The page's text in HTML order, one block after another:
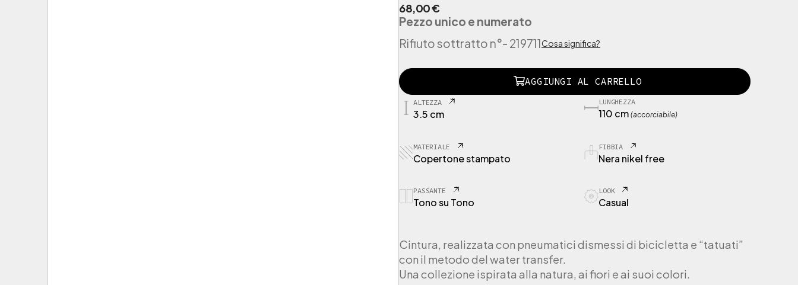
68,00€
Pezzo unico e numerato
Rifiuto sottratto n°- 219711Cosa significa?
2
1
C
o
r
t
e
F
l
o
AGGIUNGI AL CARRELLO
ALTEZZA
3.5 cm
LUNGHEZZA
110 cm (accorciabile)
MATERIALE
Copertone stampato
FIBBIA
Nera nikel free
PASSANTE
Tono su Tono
LOOK
Casual
Cintura, realizzata con pneumatici dismessi di bicicletta e “tatuati”
con il metodo del water transfer.
Una collezione ispirata alla natura, ai fiori e ai suoi colori.